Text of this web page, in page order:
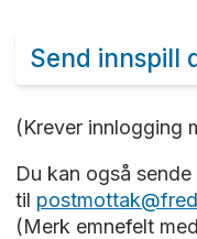
Send innspill
(Krever innlogging
Du kan også
til
(Merk emnefelt